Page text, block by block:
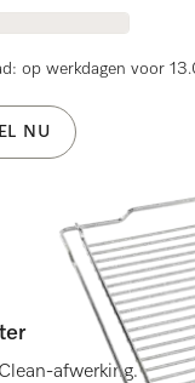
op werkdagen voor
NU
afwerking.